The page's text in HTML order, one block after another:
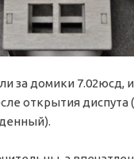
за домики 7.02юсд,
открытия диспута